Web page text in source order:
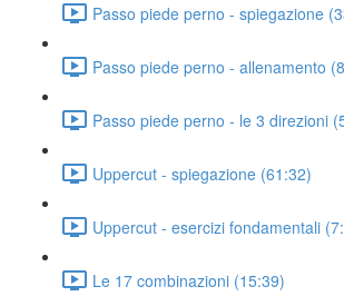
Passo piede perno - spiegazione
Passo piede perno - allenamento
Passo piede perno - le 3 direzioni
Uppercut - spiegazione (61:32)
Uppercut - esercizi fondamentali
Le 17 combinazioni (15:39)